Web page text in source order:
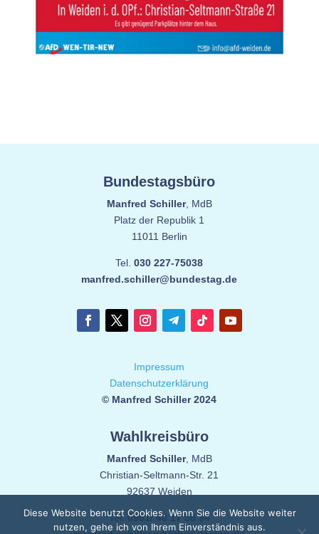
Bundestagsbüro
Manfred Schiller, MdB
Platz der Republik 1
11011 Berlin
Tel.030 227-75038
manfred.schiller@bundestag.de
Impressum
Datenschutzerklärung
© Manfred Schiller 2024
Wahlkreisbüro
Manfred Schiller, MdB
Christian-Seltmann-Str. 21
92637 Weiden
Tel. 0961/ 40 17 56 94
Diese Website benutzt Cookies. Wenn Sie die Website weiter
nutzen, gehe ich von Ihrem Einverständnis aus.